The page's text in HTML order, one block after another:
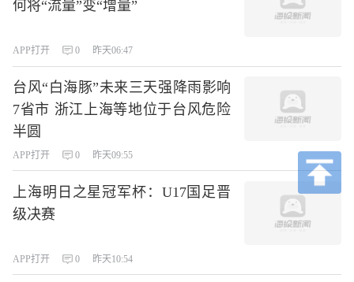
何将“流量”变“增量”
APP打开 0 昨天06:47
台风“白海豚”未来三天强降雨影响
7省市 浙江上海等地位于台风危险
半圆
APP打开 0 昨天09:55
上海明日之星冠军杯：U17国足晋
级决赛
APP打开 0 昨天10:54